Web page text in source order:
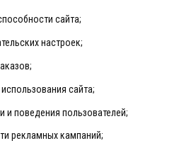
сайта;
настроек;
сайта;
и поведения пользователей;
рекламных кампаний;